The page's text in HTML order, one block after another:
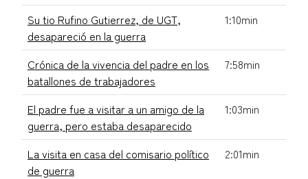
Su tio Rufino Gutierrez, de UGT,
desapareció en la guerra
1:10min
Crónica de la vivencia del padre en los
batallones de trabajadores
7:58min
El padre fue a visitar a un amigo de la
guerra, pero estaba desaparecido
1:03min
La visita en casa del comisario político
de guerra
2:01min